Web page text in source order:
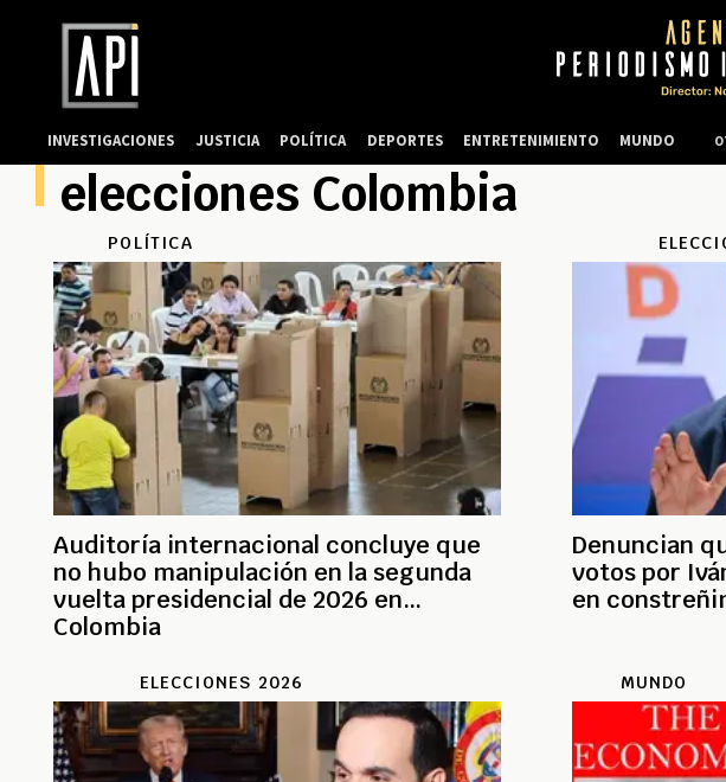
elecciones Colombia
POLÍTICA
Auditoría internacional concluye que
no hubo manipulación en la segunda
vuelta presidencial de 2026 en
Colombia
Denuncian
votos por
en
ELECCIONES 2026 MUNDO
INVESTIGACIONES JUSTICIA POLÍTICA DEPORTES ENTRETENIMIENTO MUNDO